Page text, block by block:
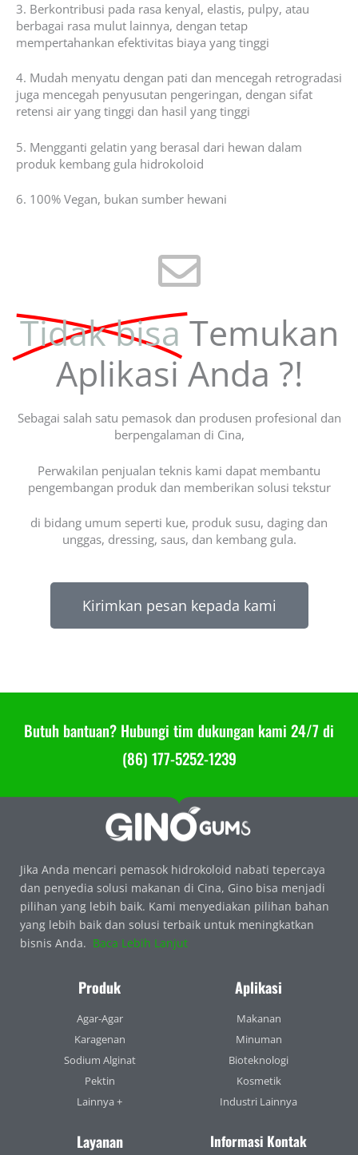
3. Berkontribusi pada rasa kenyal, elastis, pulpy, atau
berbagai rasa mulut lainnya, dengan tetap
mempertahankan efektivitas biaya yang tinggi
4. Mudah menyatu dengan pati dan mencegah retrogradasi
juga mencegah penyusutan pengeringan, dengan sifat
retensi air yang tinggi dan hasil yang tinggi
5. Mengganti gelatin yang berasal dari hewan dalam
produk kembang gula hidrokoloid
6. 100% Vegan, bukan sumber hewani
Tidak bisa Temukan
Aplikasi Anda ?!
Sebagai salah satu pemasok dan produsen profesional dan
berpengalaman di Cina,
Perwakilan penjualan teknis kami dapat membantu
pengembangan produk dan memberikan solusi tekstur
di bidang umum seperti kue, produk susu, daging dan
unggas, dressing, saus, dan kembang gula.
Kirimkan pesan kepada kami
Butuh bantuan? Hubungi tim dukungan kami 24/7 di
(86) 177-5252-1239
Jika Anda mencari pemasok hidrokoloid nabati tepercaya
dan penyedia solusi makanan di Cina, Gino bisa menjadi
pilihan yang lebih baik. Kami menyediakan pilihan bahan
yang lebih baik dan solusi terbaik untuk meningkatkan
bisnis Anda. Baca Lebih Lanjut
Produk
Agar-Agar
Karagenan
Sodium Alginat
Pektin
Lainnya +
Aplikasi
Makanan
Minuman
Bioteknologi
Kosmetik
Industri Lainnya
Layanan Informasi Kontak